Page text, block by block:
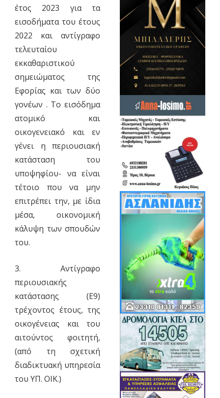
έτος 2023 για τα
εισοδήματα του έτους
2022 και αντίγραφο
τελευταίου
εκκαθαριστικού
σημειώματος της
Εφορίας και των δύο
γονέων . Το εισόδημα
ατομικό και
οικογενειακό και εν
γένει η περιουσιακή
κατάσταση του
υποψηφίου- να είναι
τέτοιο που να μην
επιτρέπει την, με ίδια
μέσα, οικονομική
κάλυψη των σπουδών
του.
3. Αντίγραφο
περιουσιακής
κατάστασης (Ε9)
τρέχοντος έτους, της
οικογένειας και του
αιτούντος φοιτητή,
(από τη σχετική
διαδικτυακή υπηρεσία
του ΥΠ. ΟΙΚ.)